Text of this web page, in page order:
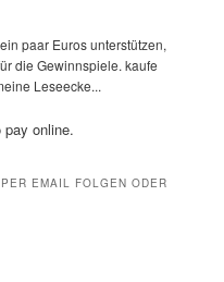
paar Euros unterstützen,
die Gewinnspiele. kaufe
Leseecke...
EMAIL FOLGEN ODER